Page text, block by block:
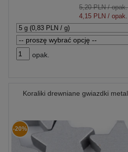
5,20 PLN/ opak.
4,15 PLN /
opak.
Koraliki drewniane gwiazdki
-20%